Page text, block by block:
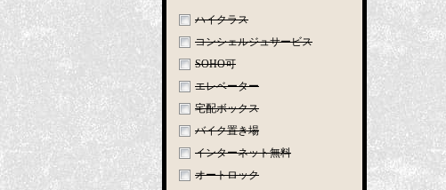
ハイクラス
コンシェルジュサービス
SOHO可
エレベーター
宅配ボックス
バイク置き場
インターネット無料
オートロック